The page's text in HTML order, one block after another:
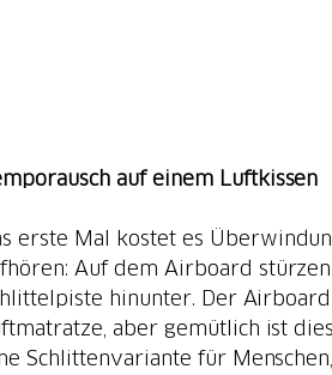
auf einem Luftkissen
erste Mal kostet es
Auf dem Airboard
hinunter. Der
aber gemütlich ist
Schlittenvariante für